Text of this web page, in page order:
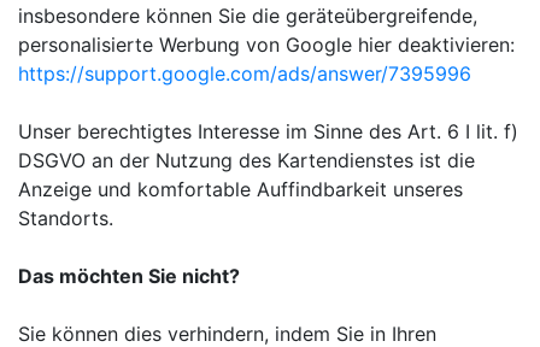
insbesondere können Sie die geräteübergreifende,
personalisierte Werbung von Google hier deaktivieren:
https://support.google.com/ads/answer/7395996
Unser berechtigtes Interesse im Sinne des Art. 6 I lit. f)
DSGVO an der Nutzung des Kartendienstes ist die
Anzeige und komfortable Auffindbarkeit unseres
Standorts.
Das möchten Sie nicht?
Sie können dies verhindern, indem Sie in Ihren